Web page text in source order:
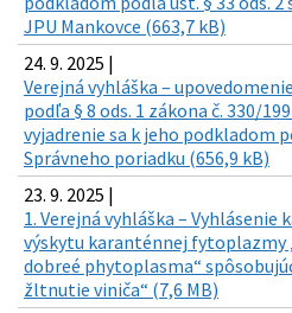
JPU Mankovce (663,7 kB)
24. 9. 2025 |
Verejná vyhláška –
podľa § 8 ods. 1 zákona č. 330/
vyjadrenie sa k jeho podkladom
Správneho poriadku (656,9 kB)
23. 9. 2025 |
1. Verejná vyhláška – Vyhlásenie
výskytu karanténnej fytoplazmy
dobreé phytoplasma“
žltnutie viniča“ (7,6 MB)